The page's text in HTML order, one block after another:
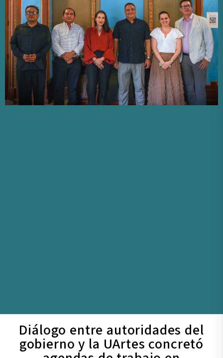
Diálogo entre autoridades del
gobierno y la UArtes concretó